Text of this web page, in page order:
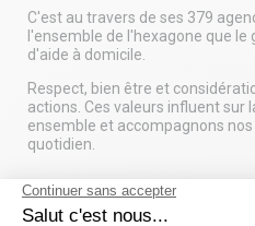
C'est au travers de ses 379
l'ensemble de l'hexagone que
d'aide à domicile.
Respect, bien être et
actions. Ces valeurs influent sur
ensemble et accompagnons
quotidien.
Le poste